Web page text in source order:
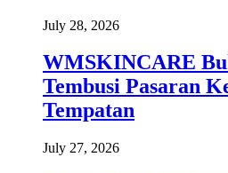
July 28, 2026
WMSKINCARE
Tembusi Pasaran
Tempatan
July 27, 2026